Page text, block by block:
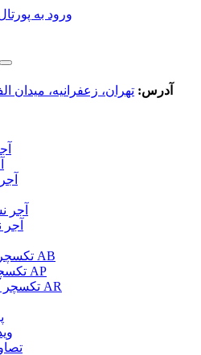
ورود به
آدرس: تهران، زعفرانیه، میدان الف، پلاک 21،
آجر
آجر
تکسچر آجر نسوز مدرن AB
تکسچر آجر نسوز پلاک AP
تکسچر آجر نسوز رستیک AR